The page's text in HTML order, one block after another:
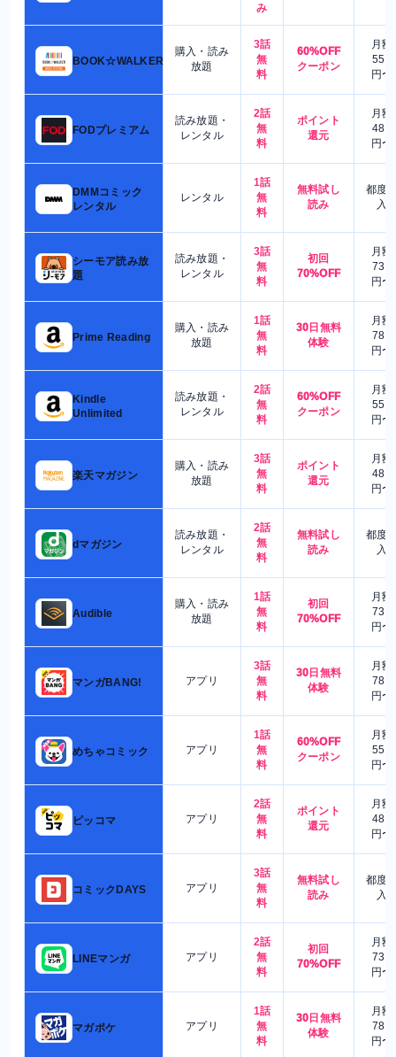
み
BOOK☆WALKER
購入・読み
放題
3話
無
料
60%OFF
クーポン
月額
550
円〜
FODプレミアム
読み放題・
レンタル
2話
無
料
ポイント
還元
月額
480
円〜
DMMコミック
レンタル
レンタル
1話
無
料
無料試し
読み
都度
入
シーモア読み放
題
読み放題・
レンタル
3話
無
料
初回
70%OFF
月額
730
円〜
Prime Reading
購入・読み
放題
1話
無
料
30日無料
体験
月額
780
円〜
Kindle
Unlimited
読み放題・
レンタル
2話
無
料
60%OFF
クーポン
月額
550
円〜
楽天マガジン
購入・読み
放題
3話
無
料
ポイント
還元
月額
480
円〜
dマガジン
読み放題・
レンタル
2話
無
料
無料試し
読み
都度
入
Audible
購入・読み
放題
1話
無
料
初回
70%OFF
月額
730
円〜
マンガBANG! アプリ
3話
無
料
30日無料
体験
月額
780
円〜
めちゃコミック アプリ
1話
無
料
60%OFF
クーポン
月額
550
円〜
ピッコマ アプリ
2話
無
料
ポイント
還元
月額
480
円〜
コミックDAYS アプリ
3話
無
料
無料試し
読み
都度
入
LINEマンガ アプリ
2話
無
料
初回
70%OFF
月額
730
円〜
マガポケ アプリ
1話
無
料
30日無料
体験
月額
780
円〜